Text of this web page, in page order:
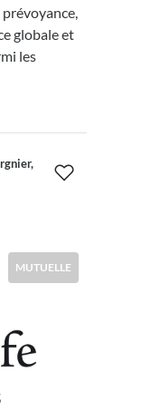
globale et
les
MUTUELLE